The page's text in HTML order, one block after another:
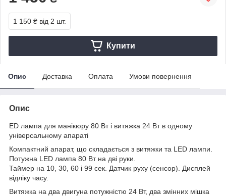
1 150 ₴ від 2 шт.
Купити
Опис Доставка Оплата Умови повернення
Опис
ED лампа для манікюру 80 Вт і витяжка 24 Вт в одному
універсальному апараті
Компактний апарат, що складається з витяжки та LED лампи.
Потужна LED лампа 80 Вт на дві руки.
Таймер на 10, 30, 60 і 99 сек. Датчик руху (сенсор). Дисплей
відліку часу.
Витяжка на два двигуна потужністю 24 Вт, два змінних мішка